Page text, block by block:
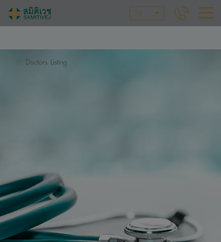
TH
Doctors Listing